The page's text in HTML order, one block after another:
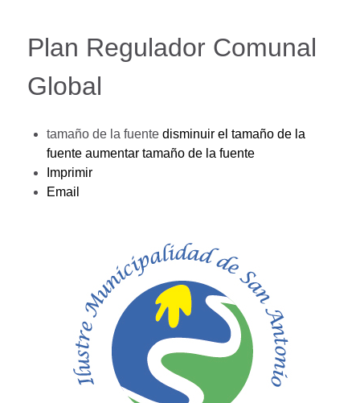
Plan Regulador Comunal
Global
tamaño de la fuente disminuir el tamaño de la
fuente aumentar tamaño de la fuente
Imprimir
Email